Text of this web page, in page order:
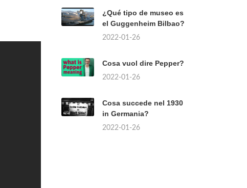
¿Qué tipo de museo es
el Guggenheim Bilbao?
2022-01-26
Cosa vuol dire Pepper?
2022-01-26
Cosa succede nel 1930
in Germania?
2022-01-26